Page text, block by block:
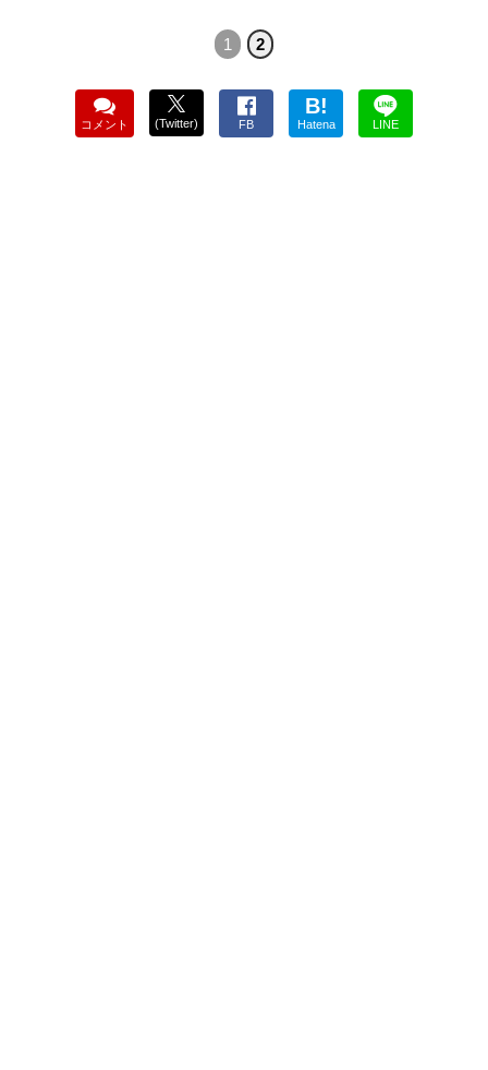
1 2
コメント (Twitter) FB
B!
Hatena LINE